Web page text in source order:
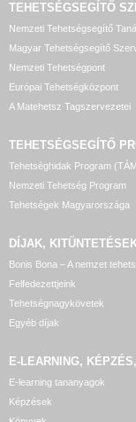
TEHETSÉGSEGÍTŐ
Nemzeti Tehetségsegítő
Magyar Tehetségsegítő
Nemzeti Tehetségpont
Európai Tehetségközpont
A Matehetsz Tagszervezetei
TEHETSÉGSEGÍTŐ
Tehetséghidak Program
Nemzeti Tehetség Program
Tehetségek Magyarországa
DÍJAK,
Bonis Bona – A nemzet
Felfedezettjeink
Tehetségnagykövetek
Egyéb díjak
E-LEARNING,
E-learning tananyagok
Képzések